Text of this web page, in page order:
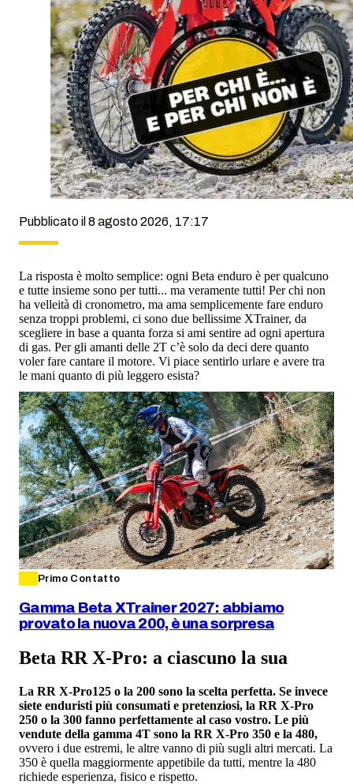
Pubblicato il 8 agosto 2026, 17:17
La risposta è molto semplice: ogni Beta enduro è per qualcuno
e tutte insieme sono per tutti... ma veramente tutti! Per chi non
ha velleità di cronometro, ma ama semplicemente fare enduro
senza troppi problemi, ci sono due bellissime XTrainer, da
scegliere in base a quanta forza si ami sentire ad ogni apertura
di gas. Per gli amanti delle 2T c’è solo da deci dere quanto
voler fare cantare il motore. Vi piace sentirlo urlare e avere tra
le mani quanto di più leggero esista?
Primo Contatto
Gamma Beta XTrainer 2027: abbiamo
provato la nuova 200, è una sorpresa
Beta RR X-Pro: a ciascuno la sua
La RR X-Pro125 o la 200 sono la scelta perfetta. Se invece
siete enduristi più consumati e pretenziosi, la RR X-Pro
250 o la 300 fanno perfettamente al caso vostro. Le più
vendute della gamma 4T sono la RR X-Pro 350 e la 480,
ovvero i due estremi, le altre vanno di più sugli altri mercati. La
350 è quella maggiormente appetibile da tutti, mentre la 480
richiede esperienza, fisico e rispetto.